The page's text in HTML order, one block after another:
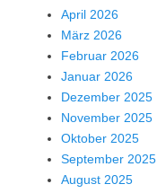
April 2026
März 2026
Februar 2026
Januar 2026
Dezember 2025
November 2025
Oktober 2025
September 2025
August 2025